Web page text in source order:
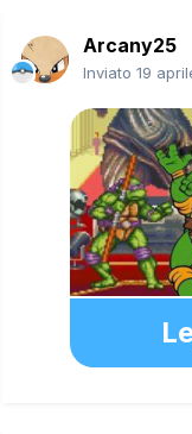
Arcany25
Inviato 19